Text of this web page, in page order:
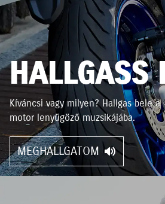
HALLGASS
Kíváncsi vagy milyen? Hallgas bele a
motor lenyűgöző muzsikájába.
MEGHALLGATOM